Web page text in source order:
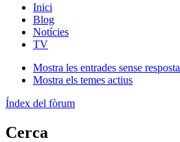
Inici
Blog
Notícies
TV
Mostra les entrades sense resposta
Mostra els temes actius
Índex del fòrum
Cerca